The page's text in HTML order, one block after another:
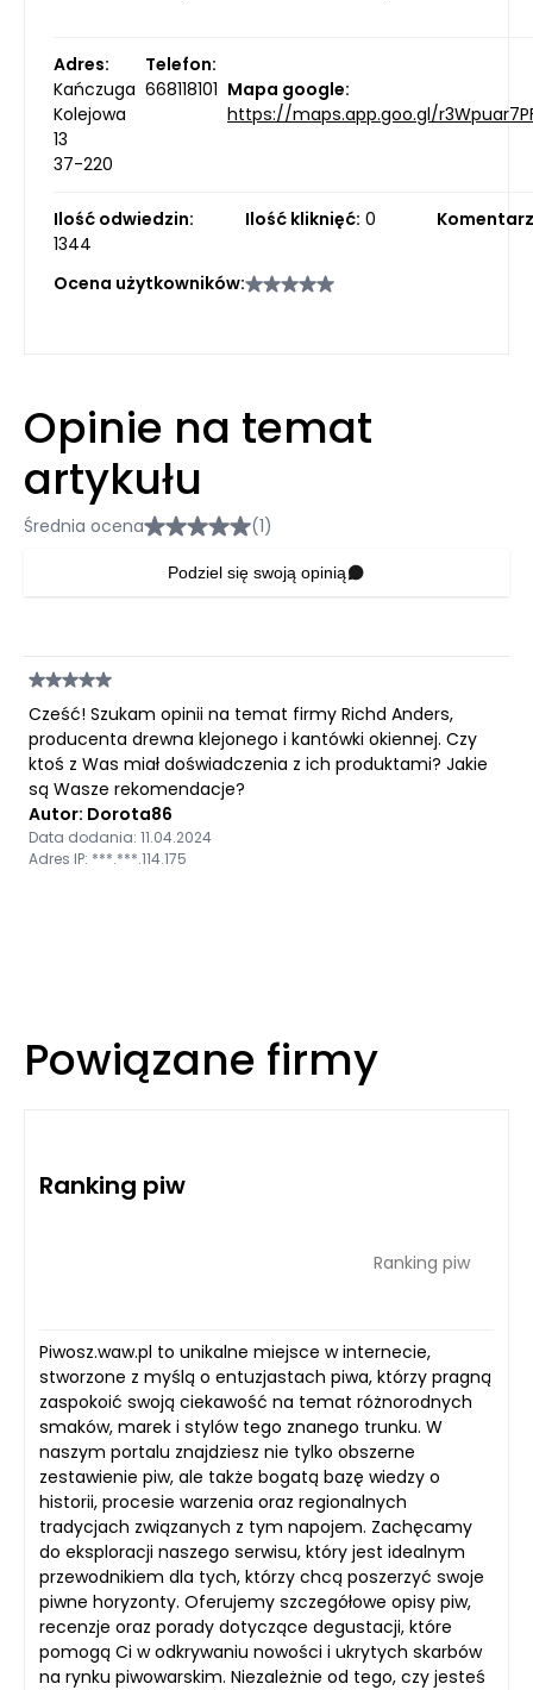
Adres:
Kańczuga
Kolejowa
13
37-220
Telefon:
668118101 Mapa google:
https://maps.app.goo.gl/
Ilość odwiedzin:
1344
Ilość kliknięć: 0
Ocena użytkowników:
Opinie na temat
artykułu
Średnia ocena (1)
Podziel się swoją opinią
Cześć! Szukam opinii na temat firmy Richd Anders,
producenta drewna klejonego i kantówki okiennej. Czy
ktoś z Was miał doświadczenia z ich produktami? Jakie
są Wasze rekomendacje?
Autor: Dorota86
Data dodania: 11.04.2024
Adres IP: ***.***.114.175
Powiązane firmy
Ranking piw
Ranking piw
Piwosz.waw.pl to unikalne miejsce w internecie,
stworzone z myślą o entuzjastach piwa, którzy pragną
zaspokoić swoją ciekawość na temat różnorodnych
smaków, marek i stylów tego znanego trunku. W
naszym portalu znajdziesz nie tylko obszerne
zestawienie piw, ale także bogatą bazę wiedzy o
historii, procesie warzenia oraz regionalnych
tradycjach związanych z tym napojem. Zachęcamy
do eksploracji naszego serwisu, który jest idealnym
przewodnikiem dla tych, którzy chcą poszerzyć swoje
piwne horyzonty. Oferujemy szczegółowe opisy piw,
recenzje oraz porady dotyczące degustacji, które
pomogą Ci w odkrywaniu nowości i ukrytych skarbów
na rynku piwowarskim. Niezależnie od tego, czy jesteś